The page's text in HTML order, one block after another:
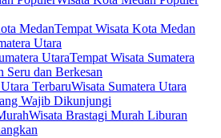
Tempat Wisata Kota Medan
Utara
Tempat Wisata Sumatera
dan Berkesan
Wisata Sumatera Utara
Wajib Dikunjungi
Wisata Brastagi Murah Liburan